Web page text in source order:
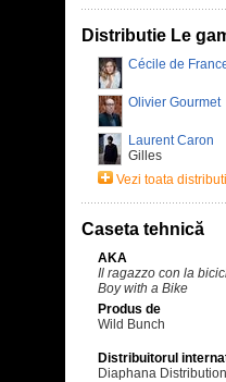
Distributie Le
Cécile de
Olivier Gourmet
Laurent Caron
Gilles
Vezi toata
Caseta tehnică
AKA
Il ragazzo con la
Boy with a Bike
Produs de
Wild Bunch
Distribuitorul
Diaphana Distribution